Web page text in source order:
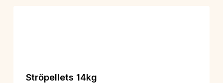
Ströpellets 14kg